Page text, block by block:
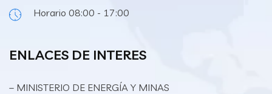
Horario 08:00 - 17:00
ENLACES DE INTERES
– MINISTERIO DE ENERGÍA Y MINAS